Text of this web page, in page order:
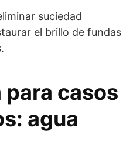
suciedad
el brillo de fundas
casos
agua